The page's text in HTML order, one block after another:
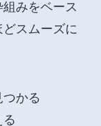
みをベース
スムーズに
つかる
る